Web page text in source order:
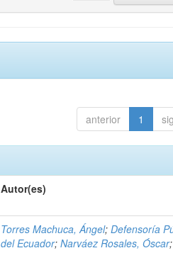
anterior 1
Autor(es)
Torres Machuca, Ángel;Defensoría
del Ecuador;Narváez Rosales, Óscar;